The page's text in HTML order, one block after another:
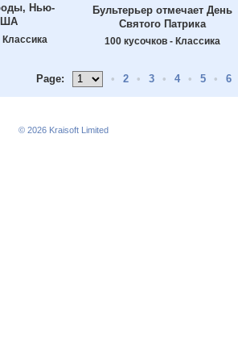
Нью-
Классика
Бультерьер отмечает День
Святого Патрика
100 кусочков - Классика
Page: • 2 • 3 • 4 • 5 • 6
© 2026 Kraisoft Limited